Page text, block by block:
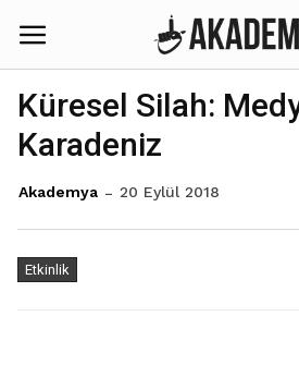
Küresel Silah:
Karadeniz
Akademya 20 Eylül 2018
Etkinlik